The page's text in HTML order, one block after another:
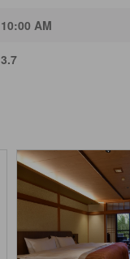
10:00 AM
3.7